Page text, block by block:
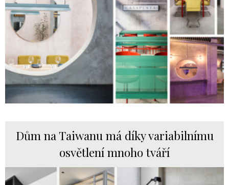
Dům na Taiwanu má díky variabilnímu
osvětlení mnoho tváří